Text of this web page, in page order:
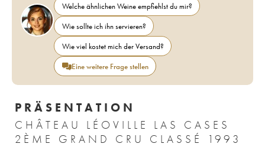
Welche ähnlichen Weine empfiehlst du mir?
Wie sollte ich ihn servieren?
Wie viel kostet mich der Versand?
Eine weitere Frage stellen
PRÄSENTATION
CHÂTEAU LÉOVILLE LAS CASES
2ÈME GRAND CRU CLASSÉ 1993